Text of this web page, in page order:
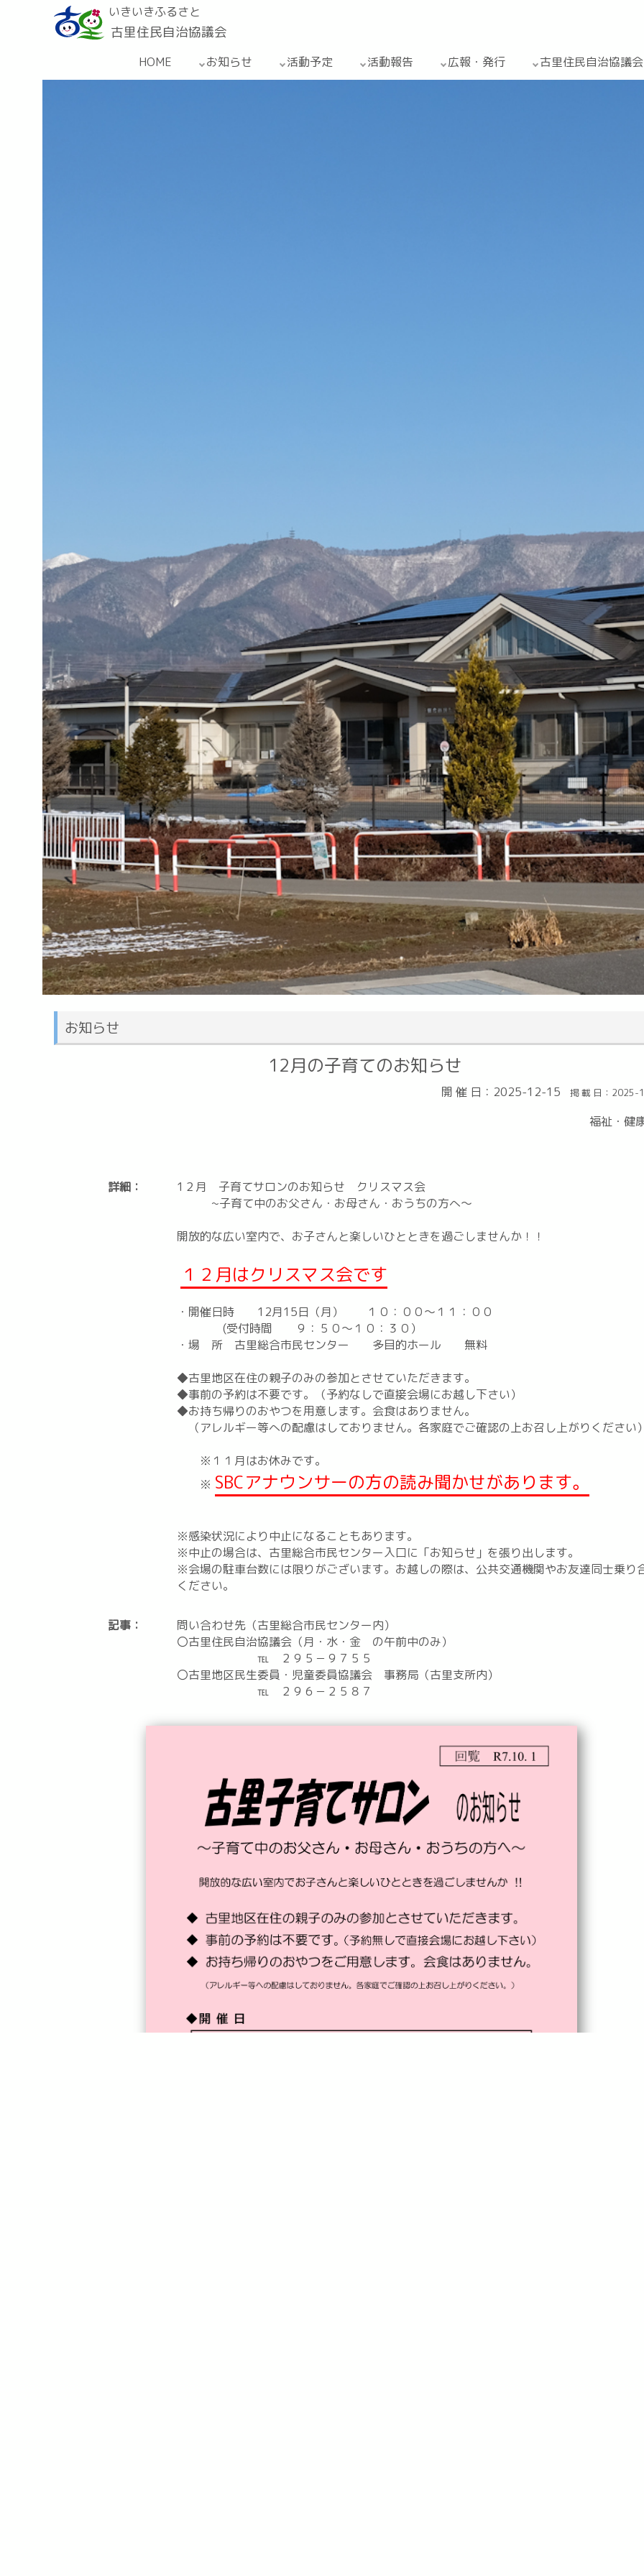
いきいきふるさと
古里住民自治協議会
HOME お知らせ 活動予定 活動報告 広報・発行 古里住民自治協議会
お知らせ
12月の子育てのお知らせ
開 催 日：2025-12-15 掲 載 日：2025-
福祉・健
詳細：
1２月 子育てサロンのお知らせ クリスマス会
~子育て中のお父さん・お母さん・おうちの方へ～
開放的な広い室内で、お子さんと楽しいひとときを過ごしませんか！！
１２月はクリスマス会です
・開催日時 12月15日（月） １０：００～１１：００
(受付時間 ９：５０～１０：３０）
・場 所 古里総合市民センター 多目的ホール 無料
◆古里地区在住の親子のみの参加とさせていただきます。
◆事前の予約は不要です。（予約なしで直接会場にお越し下さい）
◆お持ち帰りのおやつを用意します。会食はありません。
（アレルギー等への配慮はしておりません。各家庭でご確認の上お召し上がりください）
※１１月はお休みです。
※ SBCアナウンサーの方の読み聞かせがあります。
※感染状況により中止になることもあります。
※中止の場合は、古里総合市民センター入口に「お知らせ」を張り出します。
※会場の駐車台数には限りがございます。お越しの際は、公共交通機関やお友達同士乗り
ください。
記事：
問い合わせ先（古里総合市民センター内）
〇古里住民自治協議会（月・水・金 の午前中のみ）
℡ ２９５－９７５５
〇古里地区民生委員・児童委員協議会 事務局（古里支所内）
℡ ２９６－２５８７